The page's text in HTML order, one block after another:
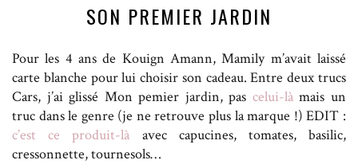
SON PREMIER JARDIN
Pour les 4 ans de Kouign Amann, Mamily m’avait laissé
carte blanche pour lui choisir son cadeau. Entre deux trucs
Cars, j’ai glissé Mon pemier jardin, pas celui-làmais un
truc dans le genre (je ne retrouve plus la marque !) EDIT :
c’est ce produit-là avec capucines, tomates, basilic,
cressonnette, tournesols…